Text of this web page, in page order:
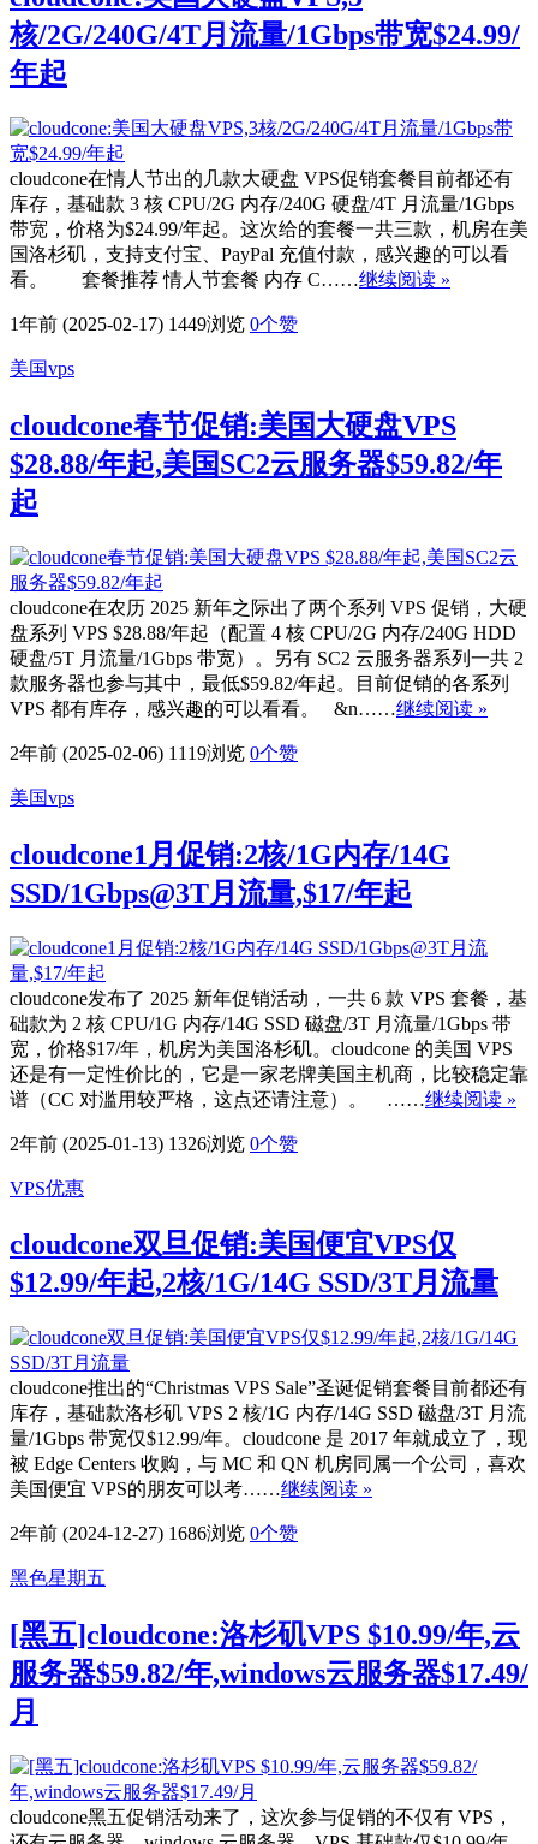
核/2G/240G/4T月流量/1Gbps带宽$24.99/
年起
cloudcone在情人节出的几款大硬盘 VPS促销套餐目前都还有
库存，基础款 3 核 CPU/2G 内存/240G 硬盘/4T 月流量/1Gbps
带宽，价格为$24.99/年起。这次给的套餐一共三款，机房在美
国洛杉矶，支持支付宝、PayPal 充值付款，感兴趣的可以看
看。 套餐推荐 情人节套餐 内存 C……继续阅读 »
1年前 (2025-02-17) 1449浏览 0个赞
美国vps
cloudcone春节促销:美国大硬盘VPS
$28.88/年起,美国SC2云服务器$59.82/年
起
cloudcone在农历 2025 新年之际出了两个系列 VPS 促销，大硬
盘系列 VPS $28.88/年起（配置 4 核 CPU/2G 内存/240G HDD
硬盘/5T 月流量/1Gbps 带宽）。另有 SC2 云服务器系列一共 2
款服务器也参与其中，最低$59.82/年起。目前促销的各系列
VPS 都有库存，感兴趣的可以看看。 &n……继续阅读 »
2年前 (2025-02-06) 1119浏览 0个赞
美国vps
cloudcone1月促销:2核/1G内存/14G
SSD/1Gbps@3T月流量,$17/年起
cloudcone发布了 2025 新年促销活动，一共 6 款 VPS 套餐，基
础款为 2 核 CPU/1G 内存/14G SSD 磁盘/3T 月流量/1Gbps 带
宽，价格$17/年，机房为美国洛杉矶。cloudcone 的美国 VPS
还是有一定性价比的，它是一家老牌美国主机商，比较稳定靠
谱（CC 对滥用较严格，这点还请注意）。 ……继续阅读 »
2年前 (2025-01-13) 1326浏览 0个赞
VPS优惠
cloudcone双旦促销:美国便宜VPS仅
$12.99/年起,2核/1G/14G SSD/3T月流量
cloudcone推出的“Christmas VPS Sale”圣诞促销套餐目前都还有
库存，基础款洛杉矶 VPS 2 核/1G 内存/14G SSD 磁盘/3T 月流
量/1Gbps 带宽仅$12.99/年。cloudcone 是 2017 年就成立了，现
被 Edge Centers 收购，与 MC 和 QN 机房同属一个公司，喜欢
美国便宜 VPS的朋友可以考……继续阅读 »
2年前 (2024-12-27) 1686浏览 0个赞
黑色星期五
[黑五]cloudcone:洛杉矶VPS $10.99/年,云
服务器$59.82/年,windows云服务器$17.49/
月
cloudcone黑五促销活动来了，这次参与促销的不仅有 VPS，